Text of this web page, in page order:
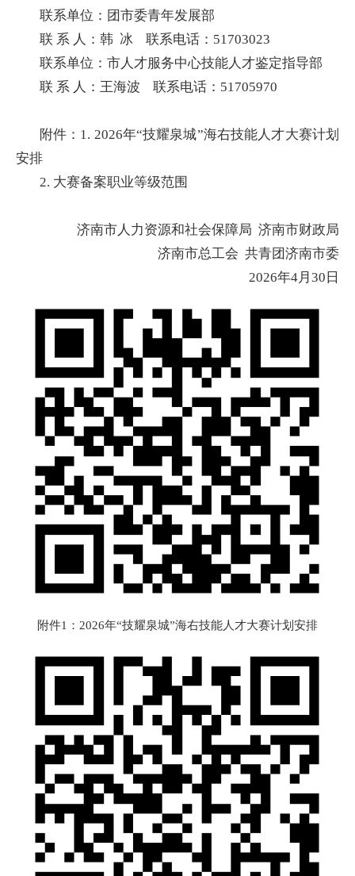
联系单位：团市委青年发展部
联 系 人：韩 冰 联系电话：51703023
联系单位：市人才服务中心技能人才鉴定指导部
联 系 人：王海波 联系电话：51705970
附件：1. 2026年“技耀泉城”海右技能人才大赛计划
安排
2. 大赛备案职业等级范围
济南市人力资源和社会保障局 济南市财政局
济南市总工会 共青团济南市委
2026年4月30日
附件1：2026年“技耀泉城”海右技能人才大赛计划安排